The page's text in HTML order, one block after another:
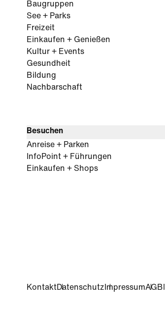
Baugruppen
See + Parks
Freizeit
Einkaufen + Genießen
Kultur + Events
Gesundheit
Bildung
Nachbarschaft
Besuchen
Anreise + Parken
InfoPoint + Führungen
Einkaufen + Shops
KontaktDatenschutz ImpressumAGB